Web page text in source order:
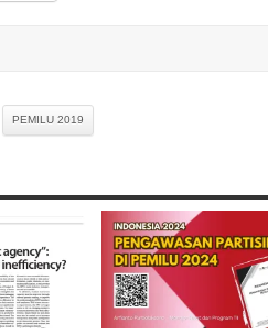
PEMILU 2019